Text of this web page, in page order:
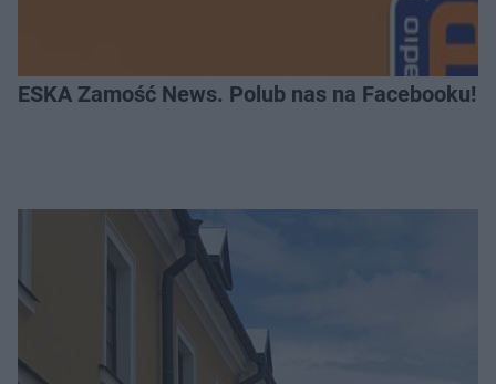
ESKA Zamość News. Polub nas na Facebooku!